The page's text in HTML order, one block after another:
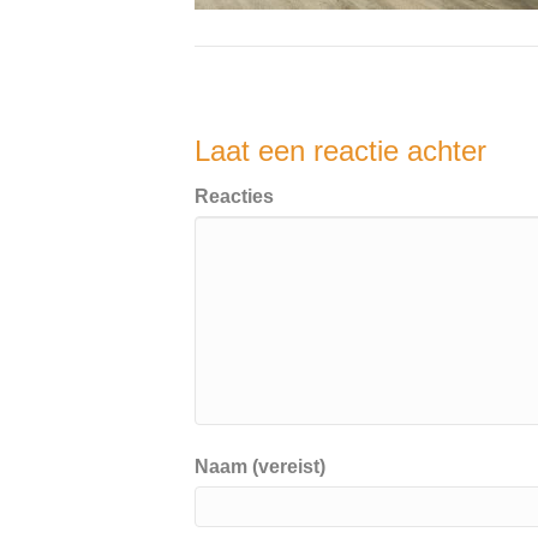
Laat een reactie achter
Reacties
Naam (vereist)